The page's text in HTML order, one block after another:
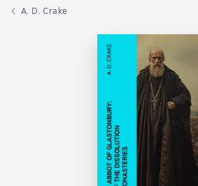
A. D. Crake